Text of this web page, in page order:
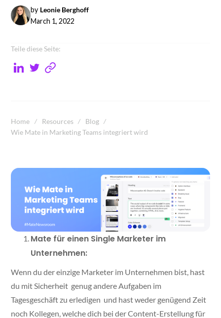
by Leonie Berghoff
March 1, 2022
Home Resources
Blog
Wie Mate in Marketing Teams integriert wird
Mate für einen Single Marketer im
Unternehmen:
Wenn du der einzige Marketer im Unternehmen bist, hast
du mit Sicherheit genug andere Aufgaben im
Tagesgeschäft zu erledigen und hast weder genügend Zeit
noch Kollegen, welche dich bei der Content-Erstellung für
Teile diese Seite: